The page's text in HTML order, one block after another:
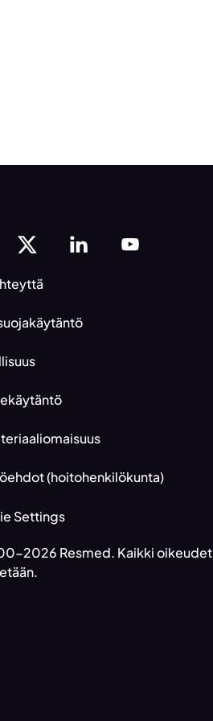
(hoitohenkilökunta)
Settings
2026 Resmed. Kaikki oikeudet